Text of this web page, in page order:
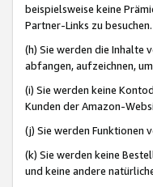
beispielsweise keine
Partner-Links zu besuchen.
(h) Sie werden die Inhalte
abfangen, aufzeichnen,
(i) Sie werden keine
Kunden der Amazon-
(j) Sie werden Funktionen
(k) Sie werden keine
und keine andere